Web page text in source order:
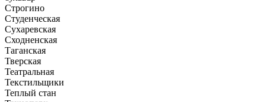
Строгино
Студенческая
Сухаревская
Сходненская
Таганская
Тверская
Театральная
Текстильщики
Теплый стан